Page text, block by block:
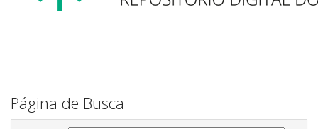
Página de Busca